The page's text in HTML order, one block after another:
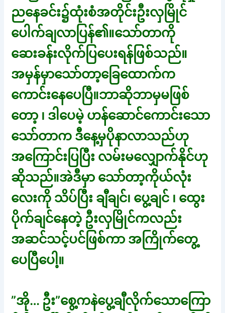
ညနေခင်း၌ထုံးစံအတိုင်းဦးလှမြိုင်
ပေါက်ချလာပြန်၏။သော်တာကို
ဆေးခန်းလိုက်ပြပေးရန်ဖြစ်သည်။
အမှန်မှာသော်တာ့ခြေထောက်က
ကောင်းနေပေပြီ။ဘာဆိုဘာမှမဖြစ်
တော့ ၊ ဒါပေမဲ့ ဟန်ဆောင်ကောင်းသော
သော်တာက ဒီနေ့မှပိုနာလာသည်ဟု
အကြောင်းပြပြီး လမ်းမလျှောက်နိုင်ဟု
ဆိုသည်။အဲဒီမှာ သော်တာ့ကိုယ်လုံး
လေးကို သိပ်ပြီး ချီချင်၊ ပွေ့ချင် ၊ ထွေး
ပိုက်ချင်နေတဲ့ ဦးလှမြိုင်ကလည်း
အဆင်သင့်ပင်ဖြစ်ကာ အကြိုက်တွေ့
ပေပြီပေါ့။
”အို… ဦး”စွေ့ကနဲပွေ့ချီလိုက်သောကြော